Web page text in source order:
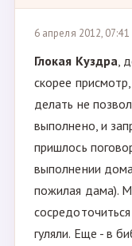
6 апреля 2012, 07:41
Глокая Куздра,
скорее
делать не
выполнено, и
пришлось
выполнении
пожилая дама).
гуляли. Еще - в